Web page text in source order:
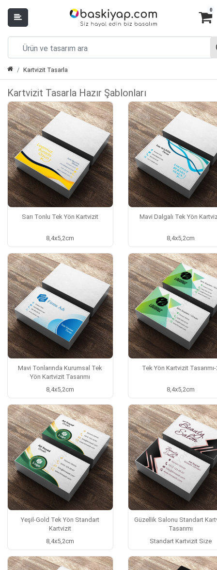
0
Kartvizit Tasarla
Kartvizit Tasarla Hazır Şablonları
Sarı Tonlu Tek Yön Kartvizit
8,4x5,2cm
Mavi Dalgalı Tek Yön
8,4x5,2cm
Mavi Tonlarında Kurumsal Tek
Yön Kartvizit Tasarımı
8,4x5,2cm
Tek Yön Kartvizit
8,4x5,2cm
Yeşil-Gold Tek Yön Standart
Kartvizit
8,4x5,2cm
Güzellik Salonu Standart
Tasarımı
Standart Kartvizit Size